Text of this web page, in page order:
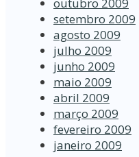
outubro 2009
setembro 2009
agosto 2009
julho 2009
junho 2009
maio 2009
abril 2009
março 2009
fevereiro 2009
janeiro 2009